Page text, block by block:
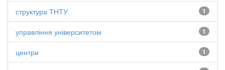
1
структура ТНТУ
1
управління університетом
1
центри